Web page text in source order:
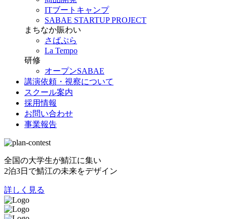
ITブートキャンプ
SABAE STARTUP PROJECT
まちなか賑わい
さばぷら
La Tempo
研修
オープンSABAE
講演依頼・視察について
スクール案内
採用情報
お問い合わせ
事業報告
全国の大学生が鯖江に集い
2泊3日で鯖江の未来をデザイン
詳しく見る